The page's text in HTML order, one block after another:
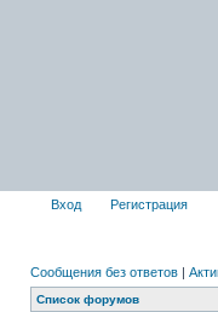
Вход Регистрация
Сообщения без ответов |
Список форумов